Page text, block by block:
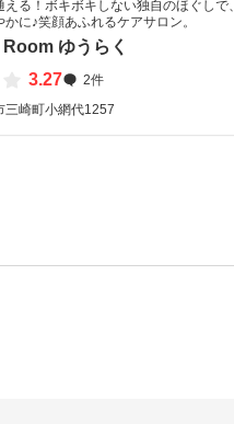
える！ボキボキしない独自のほぐしで
かに♪笑顔あふれるケアサロン。
ゆうらく
3.27
2件
三崎町小網代1257